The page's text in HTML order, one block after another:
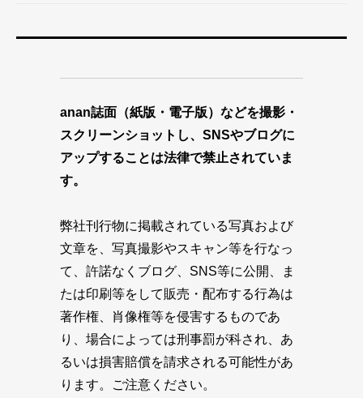
anan誌面（紙版・電子版）などを撮影・
スクリーンショットし、SNSやブログに
アップすることは法律で禁止されていま
す。
弊社刊行物に掲載されている写真および
文章を、写真撮影やスキャン等を行なっ
て、許諾なくブログ、SNS等に公開、ま
たは印刷等をして販売・配布する行為は
著作権、肖像権等を侵害するものであ
り、場合によっては刑事罰が科され、あ
るいは損害賠償を請求される可能性があ
ります。ご注意ください。